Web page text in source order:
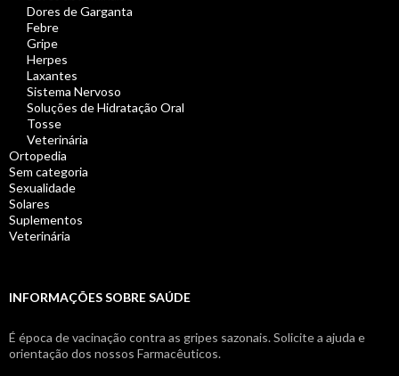
Dores de Garganta
Febre
Gripe
Herpes
Laxantes
Sistema Nervoso
Soluções de Hidratação Oral
Tosse
Veterinária
Ortopedia
Sem categoria
Sexualidade
Solares
Suplementos
Veterinária
INFORMAÇÕES SOBRE SAÚDE
É época de vacinação contra as gripes sazonais. Solicite a ajuda e
orientação dos nossos Farmacêuticos.